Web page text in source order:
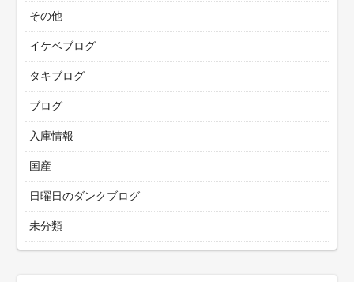
その他
イケベブログ
タキブログ
ブログ
入庫情報
国産
日曜日のダンクブログ
未分類